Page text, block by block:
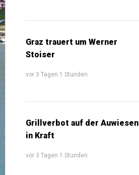
Graz trauert um Werner
Stoiser
vor 3 Tagen 1 Stunden
Grillverbot auf der Auwiesen
in Kraft
vor 3 Tagen 1 Stunden